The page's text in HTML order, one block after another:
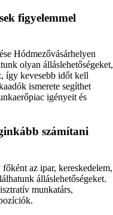
figyelemmel
Hódmezővásárhelyen
olyan álláslehetőségeket,
így kevesebb időt kell
ismerete segíthet
igényeit és
számítani
az ipar, kereskedelem,
álláslehetőségeket.
munkatárs,